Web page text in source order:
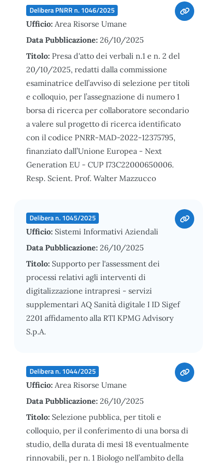
Delibera PNRR n. 1046/2025
Ufficio: Area Risorse Umane
Data Pubblicazione: 26/10/2025
Titolo: Presa d'atto dei verbali n.1 e n. 2 del
20/10/2025, redatti dalla commissione
esaminatrice dell’avviso di selezione per titoli
e colloquio, per l’assegnazione di numero 1
borsa di ricerca per collaboratore secondario
a valere sul progetto di ricerca identificato
con il codice PNRR-MAD-2022-12375795,
finanziato dall’Unione Europea - Next
Generation EU - CUP I73C22000650006.
Resp. Scient. Prof. Walter Mazzucco
Delibera n. 1045/2025
Ufficio: Sistemi Informativi Aziendali
Data Pubblicazione: 26/10/2025
Titolo: Supporto per l'assessment dei
processi relativi agli interventi di
digitalizzazione intrapresi - servizi
supplementari AQ Sanità digitale I ID Sigef
2201 affidamento alla RTI KPMG Advisory
S.p.A.
Delibera n. 1044/2025
Ufficio: Area Risorse Umane
Data Pubblicazione: 26/10/2025
Titolo: Selezione pubblica, per titoli e
colloquio, per il conferimento di una borsa di
studio, della durata di mesi 18 eventualmente
rinnovabili, per n. 1 Biologo nell’ambito della